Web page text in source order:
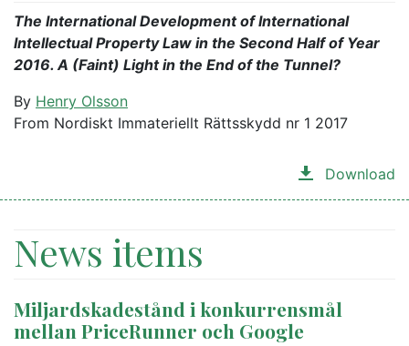
The International Development of International
Intellectual Property Law in the Second Half of Year
2016. A (Faint) Light in the End of the Tunnel?
By Henry Olsson
From Nordiskt Immateriellt Rättsskydd nr 1 2017
Download
News items
Miljardskadestånd i konkurrensmål
mellan PriceRunner och Google